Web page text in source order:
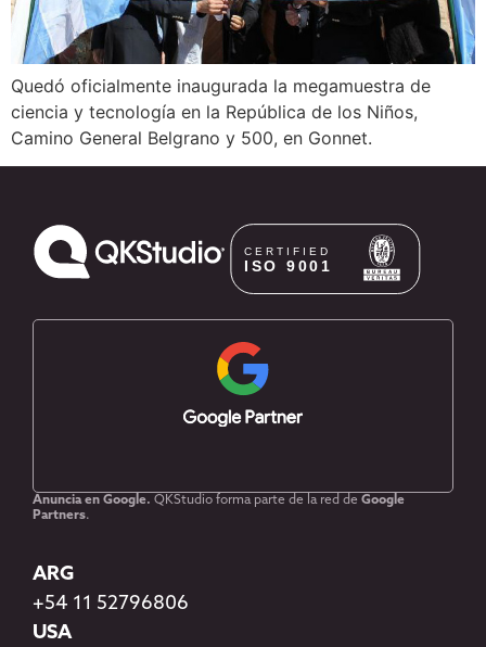
Quedó oficialmente inaugurada la megamuestra de
ciencia y tecnología en la República de los Niños,
Camino General Belgrano y 500, en Gonnet.
Anuncia en Google. QKStudio forma parte de la red de Google
Partners.
ARG
+54 11 52796806
USA